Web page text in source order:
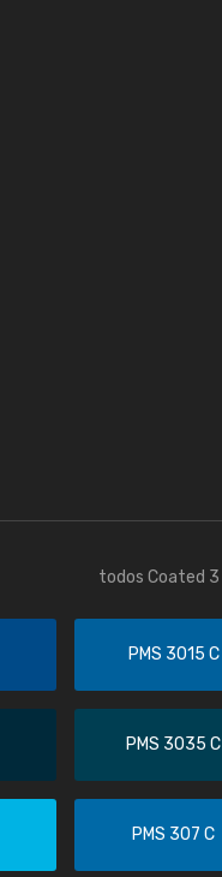
todos Coated 3
PMS 3015 C
PMS 3035 C
PMS 307 C